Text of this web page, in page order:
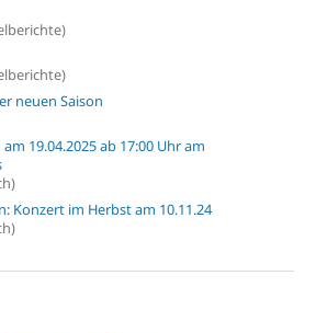
neuen Saison
19.04.2025 ab 17:00 Uhr am
Konzert im Herbst am 10.11.24